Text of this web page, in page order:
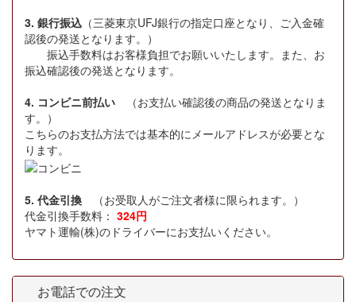
3. 銀行振込 （三菱東京UFJ銀行の指定口座となり、ご入金確
認後の発送となります。）
振込手数料はお客様負担でお願いいたします。また、お
振込確認後の発送となります。
4. コンビニ前払い （お支払い確認後の商品の発送となりま
す。）
こちらのお支払方法では基本的にメールアドレスが必要とな
ります。
5. 代金引換 （お受取人がご注文者様に限られます。）
代金引換手数料： 324円
ヤマト運輸(株)のドライバーにお支払いください。
お電話での注文